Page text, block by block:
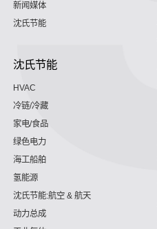
新闻媒体
沈氏节能
沈氏节能
HVAC
冷链/冷藏
家电/食品
绿色电力
海工船舶
氢能源
沈氏节能:航空 & 航天
动力总成